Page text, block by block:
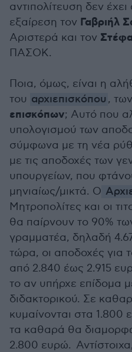
αντιπολίτευση δεν
εξαίρεση τον Γαβριήλ
Αριστερά και τον
ΠΑΣΟΚ.
Ποια, όμως, είναι η
του αρχιεπισκόπου , των
επισκόπων; Αυτό που
υπολογισμού των
σύμφωνα με τη νέα
με τις αποδοχές των
υπουργείων, που
μηνιαίως/μικτά. Ο
Μητροπολίτες και οι
θα παίρνουν το 90%
γραμματέα, δηλαδή
τώρα, οι αποδοχές για
από 2.840 έως 2.915
το αν υπήρχε επίδομα
διδακτορικού. Σε
κυμαίνονται στα 1.800
τα καθαρά θα
2.800 ευρώ.